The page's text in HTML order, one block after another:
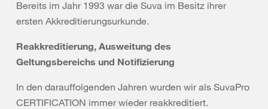
Bereits im Jahr 1993 war die Suva im Besitz ihrer
ersten Akkreditierungsurkunde.
Reakkreditierung, Ausweitung des
Geltungsbereichs und Notifizierung
In den darauffolgenden Jahren wurden wir als SuvaPro
CERTIFICATION immer wieder reakkreditiert.